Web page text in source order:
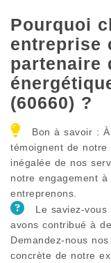
Pourquoi
entreprise
partenaire
(60660) ?
Bon à savoir :
témoignent de
inégalée de nos
notre engagement
entreprenons.
Le saviez-
avons contribué à
Demandez-nous
concrète de notre